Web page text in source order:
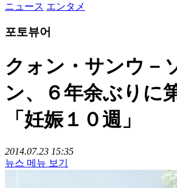
ニュース エンタメ
포토뷰어
クォン・サンウ－
ン、６年余ぶりに
「妊娠１０週」
2014.07.23 15:35
뉴스 메뉴 보기